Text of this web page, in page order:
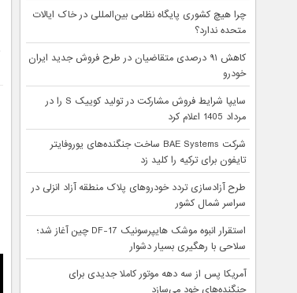
چرا هیچ کشوری پایگاه نظامی بین‌المللی در خاک ایالات
متحده ندارد؟
کاهش ۹۱ درصدی متقاضیان در طرح فروش جدید ایران
خودرو
سایپا شرایط فروش مشارکت در تولید کوییک S را در
مرداد 1405 اعلام کرد
شرکت BAE Systems ساخت جنگنده‌های یوروفایتر
تایفون برای ترکیه را کلید زد
طرح آزادسازی تردد خودروهای پلاک منطقه آزاد انزلی در
سراسر شمال کشور
استقرار انبوه موشک هایپرسونیک DF-17 چین آغاز شد؛
سلاحی با رهگیری بسیار دشوار
آمریکا پس از سه دهه موتور کاملا جدیدی برای
جنگنده‌های خود می‌سازد